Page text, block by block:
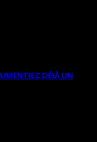
DÉJÀ UN